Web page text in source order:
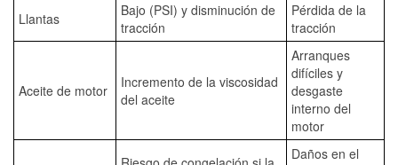
Llantas
Bajo (PSI) y disminución de
tracción
Pérdida de la
tracción
Aceite de motor
Incremento de la viscosidad
del aceite
Arranques
difíciles y
desgaste
interno del
motor
Daños en el